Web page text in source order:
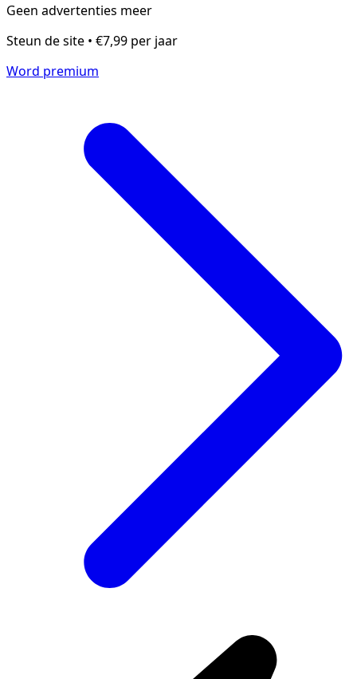
Geen advertenties meer
Steun de site • €7,99 per jaar
Word premium